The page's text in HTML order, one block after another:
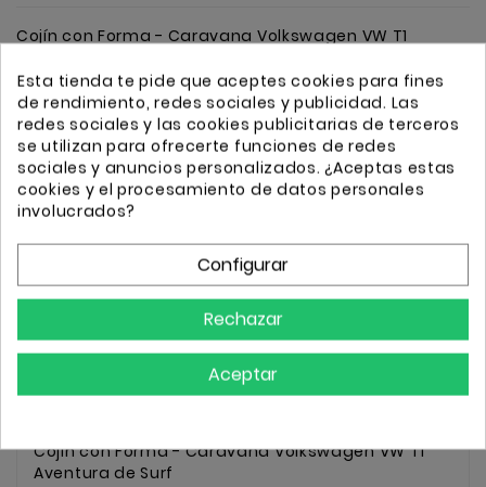
Cojín con Forma - Caravana Volkswagen VW T1
Cantidad Añadir
Transporte GRATIS a partir de 50€
Descripción Detalles
Cojín con Forma - Caravana Volkswagen VW T1
Aventura de Surf
Esta tienda te pide que aceptes cookies para fines
de rendimiento, redes sociales y publicidad. Las
redes sociales y las cookies publicitarias de terceros
se utilizan para ofrecerte funciones de redes
sociales y anuncios personalizados. ¿Aceptas estas
cookies y el procesamiento de datos personales
involucrados?
Configurar
Rechazar
Aceptar